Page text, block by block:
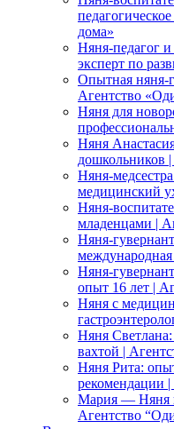
дома»
Няня-педагог
эксперт по
Опытная няня-
Агентство
Няня для
Няня
дошкольников
Няня-
медицинский
Няня-
младенцами |
Няня-
Няня-
опыт 16 лет |
Няня с
Няня
вахтой |
Няня Рита:
рекомендации
Мария — Няня
Агентство